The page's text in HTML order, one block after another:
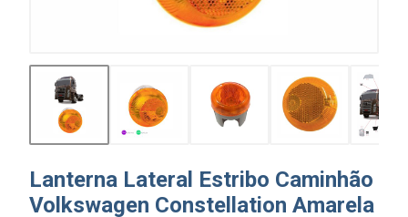
Lanterna Lateral Estribo Caminhão
Volkswagen Constellation Amarela